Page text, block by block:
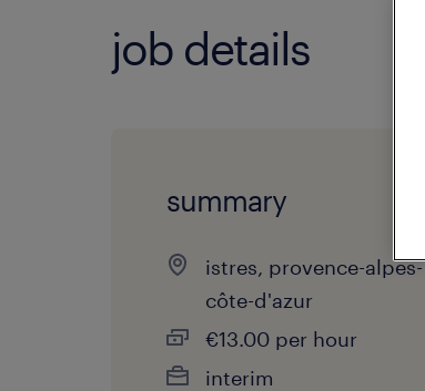
job details
summary
istres, provence-alpes-
côte-d'azur
€13.00 per hour
interim